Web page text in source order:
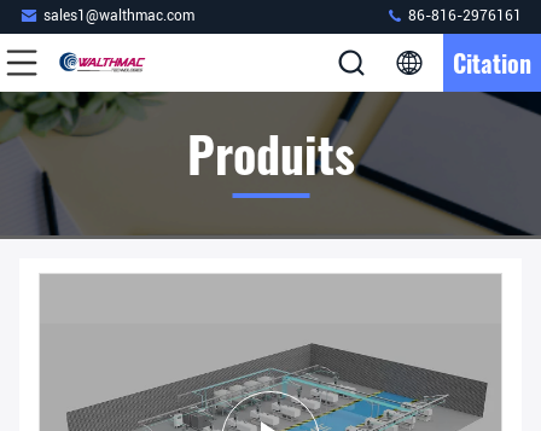
sales1@walthmac.com 86-816-2976161
Citation
Produits